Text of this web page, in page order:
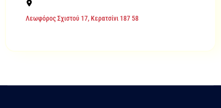
Λεωφόρος Σχιστού 17, Κερατσίνι 187 58